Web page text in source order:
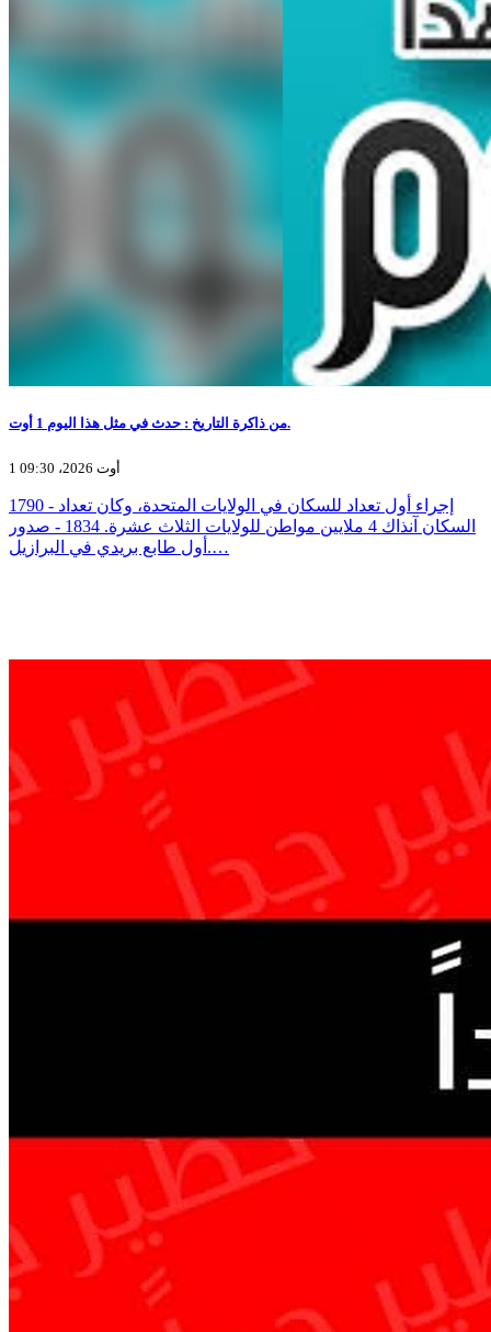
من ذاكرة التاريخ : حدث في مثل هذا اليوم 1 أوت.
1 أوت 2026، 09:30
1790 - إجراء أول تعداد للسكان في الولايات المتحدة، وكان تعداد
السكان آنذاك 4 ملايين مواطن للولايات الثلاث عشرة. 1834 - صدور
أول طابع بريدي في البرازيل.…